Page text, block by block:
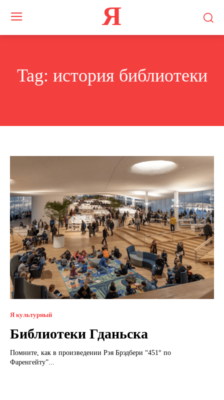
Я
Tag: история библиотеки
Я культурный
Библиотеки Гданьска
Помните, как в произведении Рэя Брэдбери “451° по
Фаренгейту”...